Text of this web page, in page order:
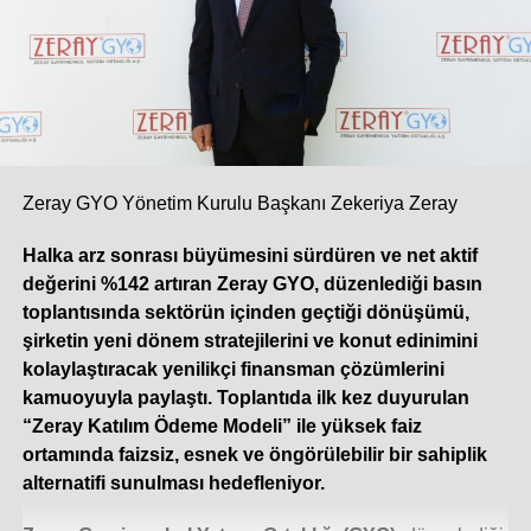
sıcaklıkların mevsim normallerinin üzerine çıkması ve yaz
sezonunun erken başlaması pazardaki talebi önemli
ölçüde artırdı. 2025’te 3 milyon adet bandına yaklaşan
Türkiye split klima pazarı, yükselen talebin de etkisiyle bu
yılın ilk beş ayında çift haneli bir büyüme ivmesi yakaladı.
Yılın geri kalanında da bu sıcak hava dalgasının etkisiyle
pazarın yüzde 10 ila 12 oranında ek bir büyüme
konumumuzun getirdiği sorumlulukla; klasik sezonluk
stok yaklaşımının ötesine geçen çevik üretim modelimiz,
güçlü tedarik zincirimiz ve geniş servis ağımızla, artan bu
talebe en hızlı ve güvenilir şekilde yanıt vermeye devam
ediyoruz.
Dijitalleşme iklimlendirme sistemlerinde
rekabet koşullarınızı nasıl değiştirdi? Veri
yönetimi ve gerçek zamanlı analiz, karar alma
Zeray GYO Yönetim Kurulu Başkanı Zekeriya Zeray
Halka arz sonrası büyümesini sürdüren ve net aktif
değerini %142 artıran Zeray GYO, düzenlediği basın
toplantısında sektörün içinden geçtiği dönüşümü,
şirketin yeni dönem stratejilerini ve konut edinimini
kolaylaştıracak yenilikçi finansman çözümlerini
kamuoyuyla paylaştı. Toplantıda ilk kez duyurulan
“Zeray Katılım Ödeme Modeli” ile yüksek faiz
ortamında faizsiz, esnek ve öngörülebilir bir sahiplik
alternatifi sunulması hedefleniyor.